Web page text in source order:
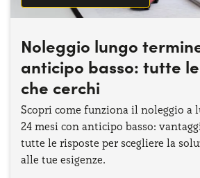
Noleggio lungo
anticipo basso: tutte
che cerchi
Scopri come funziona il noleggio a
24 mesi con anticipo basso:
tutte le risposte per scegliere la
alle tue esigenze.